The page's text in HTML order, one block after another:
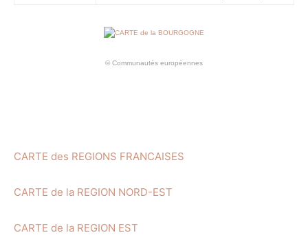
© Communautés européennes
CARTE des REGIONS FRANCAISES
CARTE de la REGION NORD-EST
CARTE de la REGION EST